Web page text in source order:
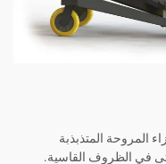
المروحة المتذبذبة
في الظروف القاسية.